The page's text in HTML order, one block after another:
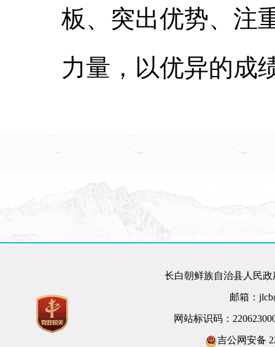
板、突出优势、注
力量，以优异的成
长白朝鲜族自治县人民
邮箱：
网站标识码：
吉公网安备